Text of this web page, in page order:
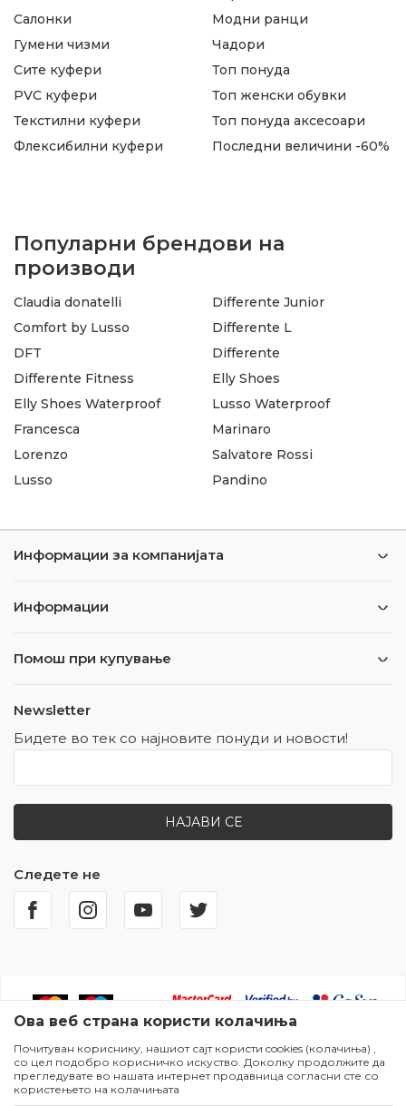
Салонки
Гумени чизми
Модни ранци
Чадори
Сите куфери
PVC куфери
Текстилни куфери
Флексибилни куфери
Топ понуда
Топ женски обувки
Топ понуда аксесоари
Последни величини -60%
Популарни брендови на
производи
Claudia donatelli
Comfort by Lusso
DFT
Differente Fitness
Differente Junior
Differente L
Differente
Elly Shoes
Elly Shoes Waterproof
Francesca
Lorenzo
Lusso
Lusso Waterproof
Marinaro
Salvatore Rossi
Pandino
Информации за компанијата
Информации
Помош при купување
Newsletter
Бидете во тек со најновите понуди и новости!
НАЈАВИ СЕ
Следете не
Настојуваме да бидеме што попрецизни во описот на
производите,прикажувањето на сликите и самите цени,но не
можеме да гарантираме дека сите информации се комплетни и
без грешки. Сите артикли прикажани на сајтот се дел од нашата
Ова веб страна користи колачиња
Почитуван кориснику, нашиот сајт користи cookies (колачиња) ,
со цел подобро корисничко искуство. Доколку продолжите да
прегледувате во нашата интернет продавница согласни сте со
користењето на колачињата